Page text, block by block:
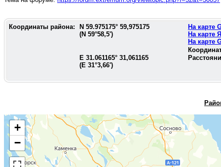
Координаты района: N 59.975175° 59,975175
(N 59°58,5')
На карте
На карте
На карте
E 31.061165° 31,061165
(E 31°3,66')
+
−